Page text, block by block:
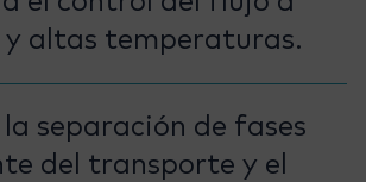
y altas temperaturas.
separación de fases
del transporte y el